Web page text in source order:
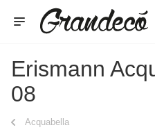
Erismann
08
Acquabella